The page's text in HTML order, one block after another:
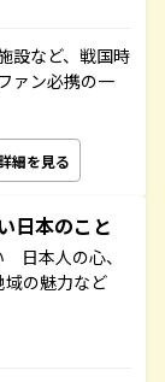
設など、戦国時
ァン必携の一
細を見る
日本のこと
日本人の心、
の魅力など